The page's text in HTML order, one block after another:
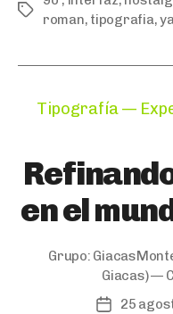
Tags
roman, tipografia,
Tipografía —
en el
Grupo:
Giacas) —
Post
25